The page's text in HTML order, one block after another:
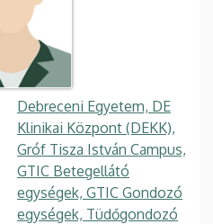
Debreceni Egyetem, DE
Klinikai Központ (DEKK),
Gróf Tisza István Campus,
GTIC Betegellátó
egységek, GTIC Gondozó
egységek, Tüdőgondozó